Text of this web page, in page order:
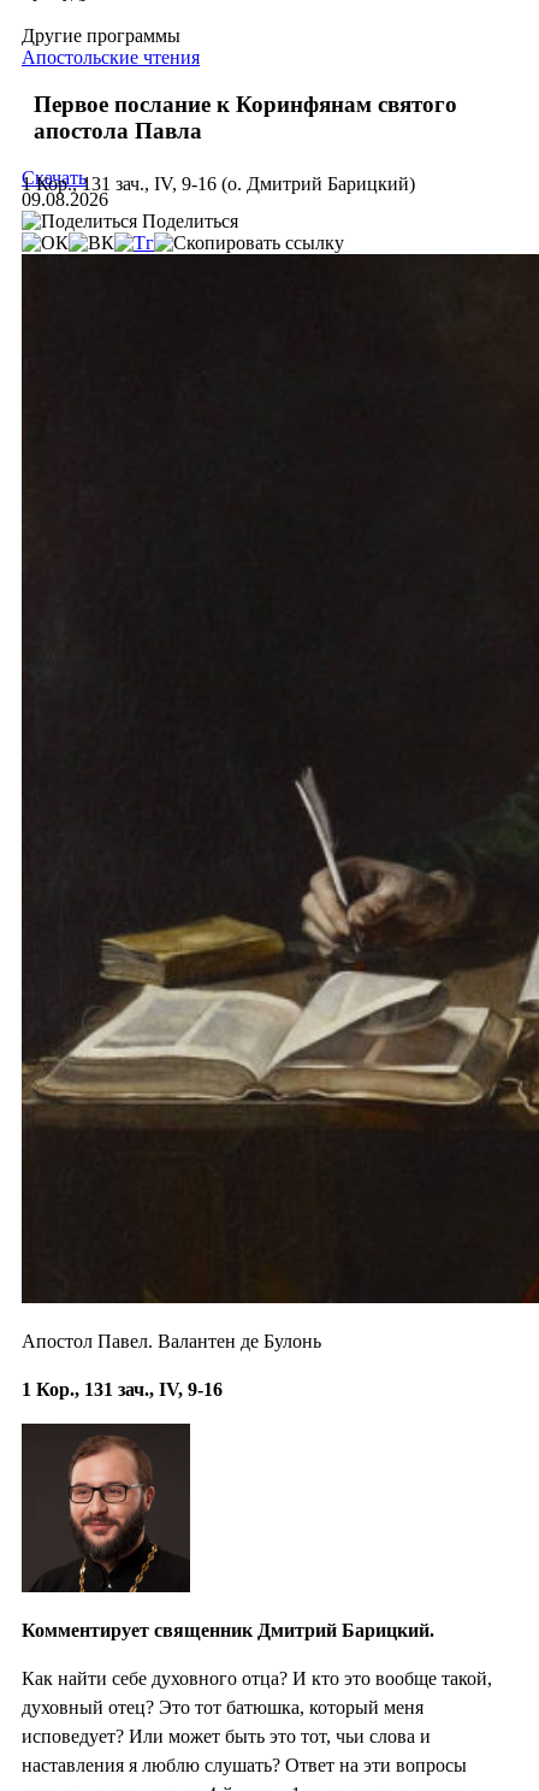
Другие программы
Апостольские чтения
Первое послание к Коринфянам святого
апостола Павла
1 Кор., 131 зач., IV, 9-16 (о. Дмитрий Барицкий)
Скачать
09.08.2026
Поделиться
Апостол Павел. Валантен де Булонь
1 Кор., 131 зач., IV, 9-16
Комментирует священник Дмитрий Барицкий.
Как найти себе духовного отца? И кто это вообще такой,
духовный отец? Это тот батюшка, который меня
исповедует? Или может быть это тот, чьи слова и
наставления я люблю слушать? Ответ на эти вопросы